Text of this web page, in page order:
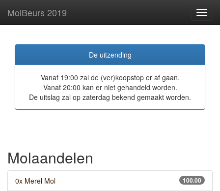
MolBeurs 2019
De uitzending
Vanaf 19:00 zal de (ver)koopstop er af gaan.
Vanaf 20:00 kan er niet gehandeld worden.
De uitslag zal op zaterdag bekend gemaakt worden.
Molaandelen
100.00
0x Merel Mol